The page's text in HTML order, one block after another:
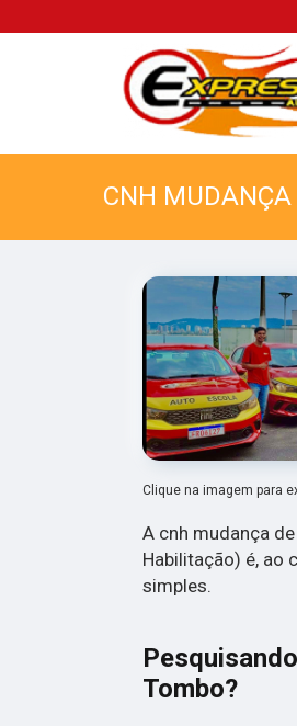
CNH MUDANÇA
Clique na imagem para
A cnh mudança
Habilitação) é, ao
simples.
Tombo?